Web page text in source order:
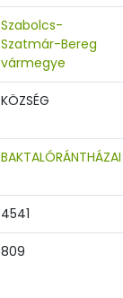
Szabolcs-
Szatmár-Bereg
vármegye
KÖZSÉG
BAKTALÓRÁNTHÁZAI
4541
809